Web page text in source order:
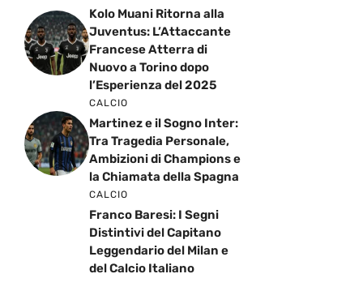
Kolo Muani Ritorna alla
Juventus: L’Attaccante
Francese Atterra di
Nuovo a Torino dopo
l’Esperienza del 2025
CALCIO
Martinez e il Sogno Inter:
Tra Tragedia Personale,
Ambizioni di Champions e
la Chiamata della Spagna
CALCIO
Franco Baresi: I Segni
Distintivi del Capitano
Leggendario del Milan e
del Calcio Italiano